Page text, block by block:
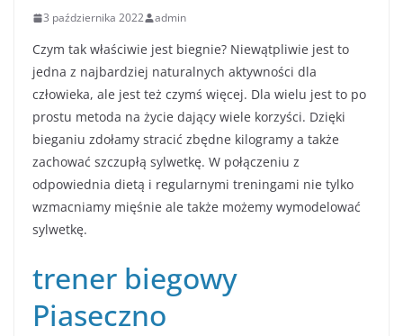
3 października 2022 admin
Czym tak właściwie jest biegnie? Niewątpliwie jest to
jedna z najbardziej naturalnych aktywności dla
człowieka, ale jest też czymś więcej. Dla wielu jest to po
prostu metoda na życie dający wiele korzyści. Dzięki
bieganiu zdołamy stracić zbędne kilogramy a także
zachować szczupłą sylwetkę. W połączeniu z
odpowiednia dietą i regularnymi treningami nie tylko
wzmacniamy mięśnie ale także możemy wymodelować
sylwetkę.
trener biegowy
Piaseczno